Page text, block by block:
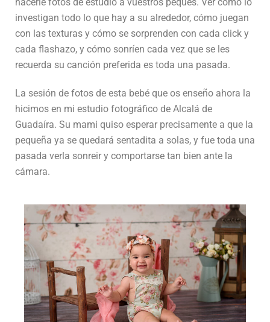
investigan todo lo que hay a su alrededor, cómo juegan
con las texturas y cómo se sorprenden con cada click y
cada flashazo, y cómo sonríen cada vez que se les
recuerda su canción preferida es toda una pasada.
La sesión de fotos de esta bebé que os enseño ahora la
hicimos en mi estudio fotográfico de Alcalá de
Guadaíra. Su mami quiso esperar precisamente a que la
pequeña ya se quedará sentadita a solas, y fue toda una
pasada verla sonreir y comportarse tan bien ante la
cámara.